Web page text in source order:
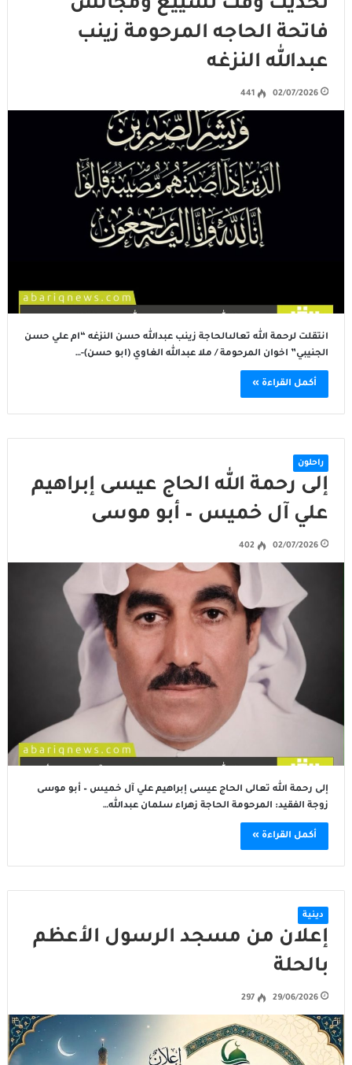
تحديث وقت تشييع ومجالس
فاتحة الحاجه المرحومة زينب
عبدالله النزغه
02/07/2026
441
انتقلت لرحمة الله تعالىالحاجة زينب عبدالله حسن النزغه “ام علي حسن
الجنيبي” اخوان المرحومة / ملا عبدالله الغاوي (ابو حسن)-…
أكمل القراءة »
راحلون
إلى رحمة الله الحاج عيسى إبراهيم
علي آل خميس – أبو موسى
02/07/2026
402
إلى رحمة الله تعالى الحاج عيسى إبراهيم علي آل خميس – أبو موسى
زوجة الفقيد: المرحومة الحاجة زهراء سلمان عبدالله…
أكمل القراءة »
دينية
إعلان من مسجد الرسول الأعظم
بالحلة
29/06/2026
297